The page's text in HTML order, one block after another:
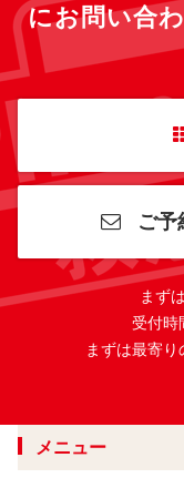
にお問い合
ご予
まず
受付時
まずは最寄り
メニュー